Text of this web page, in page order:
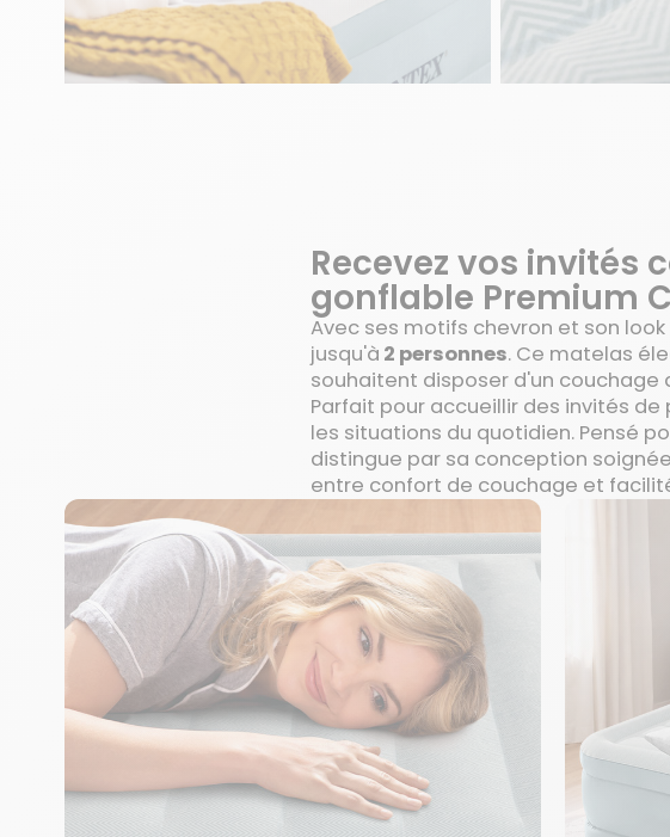
Recevez vos invités
gonflable Premium
Avec ses motifs chevron et son
jusqu'à 2 personnes. Ce matelas
souhaitent disposer d'un
Parfait pour accueillir des invités
les situations du quotidien. Pensé
distingue par sa conception
entre confort de couchage et